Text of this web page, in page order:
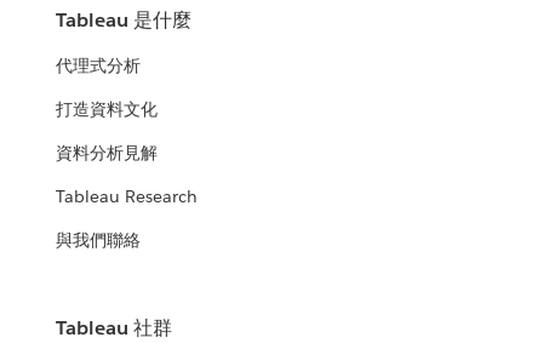
Tableau 是什麼
代理式分析
打造資料文化
資料分析見解
Tableau Research
與我們聯絡
Tableau 社群